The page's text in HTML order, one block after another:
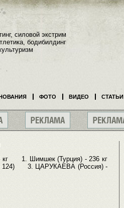
Шимшек (Турция) - 236 кг
+ 124) 3. ЦАРУКАЕВА (Россия) -
силовой экстрим
бодибилдинг
ФОТО ВИДЕО СТАТЬИ